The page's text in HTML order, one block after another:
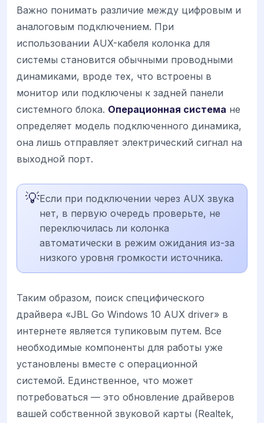
Важно понимать различие между цифровым и
аналоговым подключением. При
использовании AUX-кабеля колонка для
системы становится обычными проводными
динамиками, вроде тех, что встроены в
монитор или подключены к задней панели
системного блока. Операционная система не
определяет модель подключенного динамика,
она лишь отправляет электрический сигнал на
выходной порт.
💡Если при подключении через AUX звука
нет, в первую очередь проверьте, не
переключилась ли колонка
автоматически в режим ожидания из-за
низкого уровня громкости источника.
Таким образом, поиск специфического
драйвера «JBL Go Windows 10 AUX driver» в
интернете является тупиковым путем. Все
необходимые компоненты для работы уже
установлены вместе с операционной
системой. Единственное, что может
потребоваться — это обновление драйверов
вашей собственной звуковой карты (Realtek,